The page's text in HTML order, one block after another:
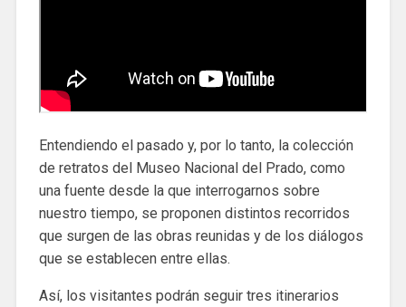
Entendiendo el pasado y, por lo tanto, la colección
de retratos del Museo Nacional del Prado, como
una fuente desde la que interrogarnos sobre
nuestro tiempo, se proponen distintos recorridos
que surgen de las obras reunidas y de los diálogos
que se establecen entre ellas.
Así, los visitantes podrán seguir tres itinerarios